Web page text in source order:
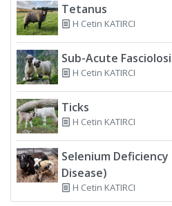
Tetanus
H Cetin KATIRCI
Sub-Acute
H Cetin KATIRCI
Ticks
H Cetin KATIRCI
Selenium
Disease)
H Cetin KATIRCI